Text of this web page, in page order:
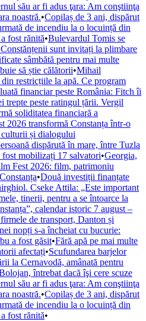
său ar fi adus ţara: Am conştiinţa
noastră.•Copilaș de 3 ani, dispărut
de incendiu la o locuință din
fost rănită•Bulevardul Tomis se
sunt invitați la plimbare
sâmbătă pentru mai multe
să știe călătorii•Mihail
restricțiile la apă. Ce program
financiar peste România: Fitch îi
trepte peste ratingul țării. Vergil
soliditatea financiară a
2026 transformă Constanța într-o
și dialogului
dispărută în mare, între Tuzla
mobilizați 17 salvatori•Georgia,
Fest 2026: film, patrimoniu
•Două investiții finanțate
Cseke Attila: „Este important
tinerii, pentru a se întoarce la
calendar istoric 7 august –
de transport, Danton și
nopți s-a încheiat cu bucurie:
a fost găsit•Fără apă pe mai multe
afectați•Scufundarea barjelor
la Cernavodă, amânată pentru
întrebat dacă îşi cere scuze
său ar fi adus ţara: Am conştiinţa
noastră.•Copilaș de 3 ani, dispărut
de incendiu la o locuință din
fost rănită•